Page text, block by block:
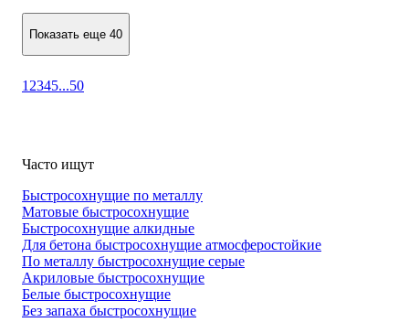
Показать еще 40
1 2345...50
Часто ищут
Быстросохнущие по металлу
Матовые быстросохнущие
Быстросохнущие алкидные
Для бетона быстросохнущие атмосферостойкие
По металлу быстросохнущие серые
Акриловые быстросохнущие
Белые быстросохнущие
Без запаха быстросохнущие